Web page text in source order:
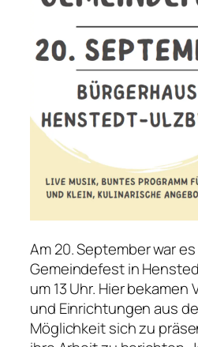
Am 20. September war
Gemeindefest in
um 13 Uhr. Hier bekamen
und Einrichtungen aus
Möglichkeit sich zu